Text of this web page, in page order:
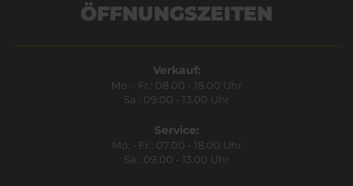
ÖFFNUNGSZEITEN
Verkauf:
Mo. - Fr.: 08.00 - 18.00 Uhr
Sa.: 09.00 - 13.00 Uhr
Service:
Mo. - Fr.: 07.00 - 18.00 Uhr
Sa.: 09.00 - 13.00 Uhr